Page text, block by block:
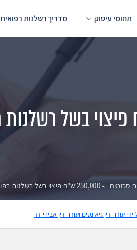
תחומי עיסוק מדריך רשלנות רפואית
סכומים »250,000 ש"ח פיצוי בשל רשלנות רפואית בהרדמה ספינאלית
עורך דין גיא נסים ועורך דין אביחי דר